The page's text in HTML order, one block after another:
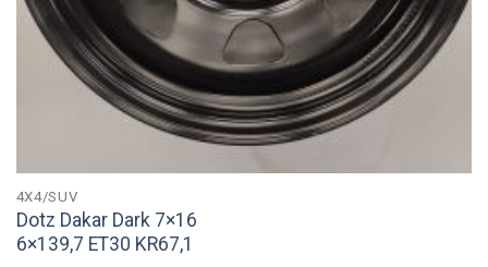
4X4/SUV
Dotz Dakar Dark 7×16
6×139,7 ET30 KR67,1